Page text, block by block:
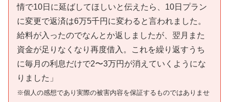
情で10日に延ばしてほしいと伝えたら、10日プラン
に変更で返済は6万5千円に変わると言われました。
給料が入ったのでなんとか返しましたが、翌月また
資金が足りなくなり再度借入。これを繰り返すうち
に毎月の利息だけで2〜3万円が消えていくようにな
りました」
※個人の感想であり実際の被害内容を保証するものではありませ